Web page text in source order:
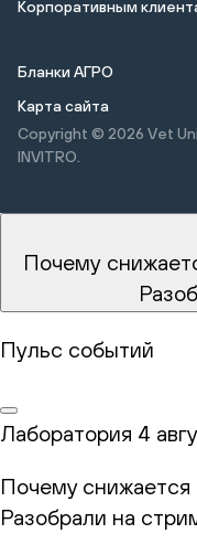
Корпоративным
Бланки АГРО
Карта сайта
Copyright © 2026 Vet
INVITRO.
Почему
Пульс событий
Лаборатория 4
Почему снижается
Разобрали на